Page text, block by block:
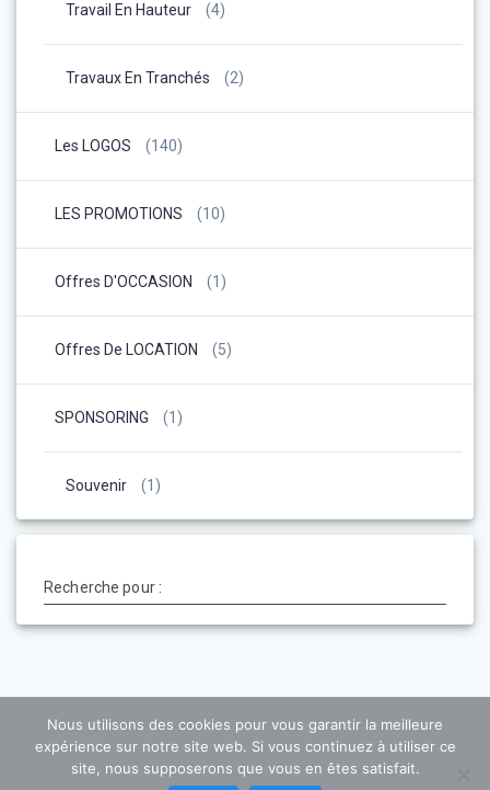
Travail En Hauteur (4)
Travaux En Tranchés (2)
Les LOGOS (140)
LES PROMOTIONS (10)
Offres D'OCCASION (1)
Offres De LOCATION (5)
SPONSORING (1)
Souvenir (1)
Recherche pour :
Nous utilisons des cookies pour vous garantir la meilleure
expérience sur notre site web. Si vous continuez à utiliser ce
site, nous supposerons que vous en êtes satisfait.